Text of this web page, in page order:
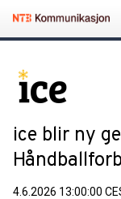
ice blir ny
4.6.2026 13:00:00